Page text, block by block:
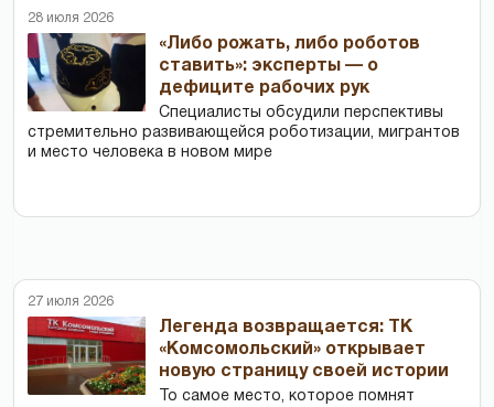
28 июля 2026
«Либо рожать, либо роботов
ставить»: эксперты — о
дефиците рабочих рук
Специалисты обсудили перспективы
стремительно развивающейся роботизации, мигрантов
и место человека в новом мире
27 июля 2026
Легенда возвращается: ТК
«Комсомольский» открывает
новую страницу своей истории
То самое место, которое помнят